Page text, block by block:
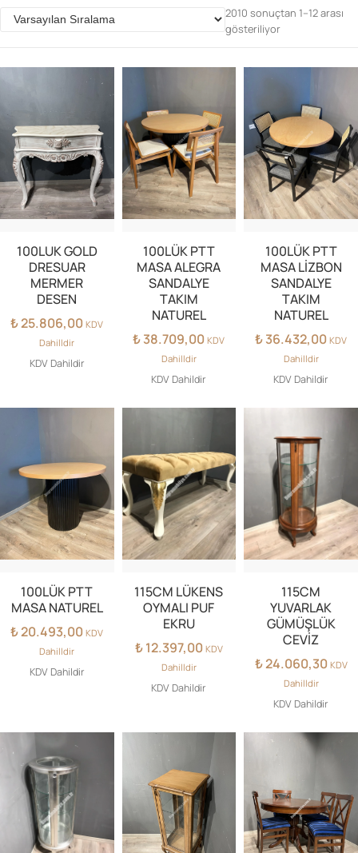
Parolanızı mı unuttunuz?
Hesap Oluştur
2010 sonuçtan 1–12 arası
gösteriliyor
100LUK GOLD
DRESUAR
MERMER
DESEN
₺25.806,00 KDV
Dahilldir
KDV Dahildir
100LÜK PTT
MASA ALEGRA
SANDALYE
TAKIM
NATUREL
₺38.709,00 KDV
Dahilldir
KDV Dahildir
100LÜK PTT
MASA LİZBON
SANDALYE
TAKIM
NATUREL
₺36.432,00 KDV
Dahilldir
KDV Dahildir
100LÜK PTT
MASA NATUREL
₺20.493,00 KDV
Dahilldir
KDV Dahildir
115CM LÜKENS
OYMALI PUF
EKRU
₺12.397,00 KDV
Dahilldir
KDV Dahildir
115CM
YUVARLAK
GÜMÜŞLÜK
CEVİZ
₺24.060,30 KDV
Dahilldir
KDV Dahildir